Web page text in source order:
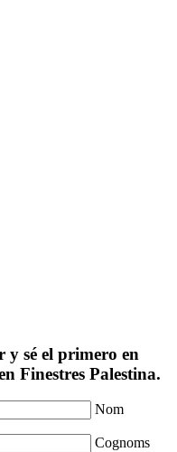
y sé el primero en
Finestres Palestina.
Nom
Cognoms